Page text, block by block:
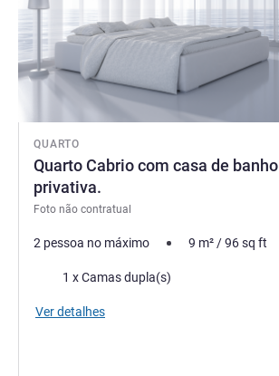
QUARTO
Quarto Cabrio com casa de banho
privativa.
Foto não contratual
2 pessoa no máximo 9 m²/96sq ft
Cama1 x Camas dupla(s)
Ver detalhes